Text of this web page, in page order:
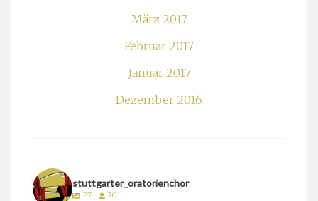
März 2017
Februar 2017
Januar 2017
Dezember 2016
stuttgarter_oratorienchor
27 301